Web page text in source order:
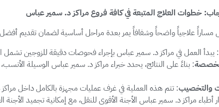
خطوات العلاج المتبعة في كافة فروع مراكز د. سمير عباس
مساراً علاجياً واضحاً وشفافاً يمر بعدة مراحل أساسية لضمان تقديم أفضل
: يبدأ العمل في مراكز د. سمير عباس بإجراء فحوصات دقيقة للزوجين تشمل
: بناءً على النتائج، يحدد خبراء مراكز د. سمير عباس الوسيلة
والتخصيب: تتم هذه العملية في غرف عمليات مجهزة بالكامل داخل
أطباء مراكز د. سمير عباس الأجنة الأقوى للنقل، مع إمكانية تجميد الأجنة